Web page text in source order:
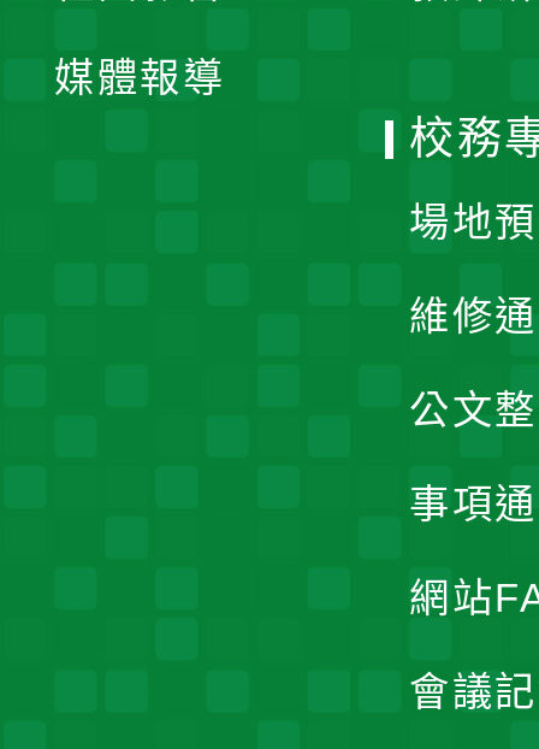
媒體報導
校務
場地
維修
公文
事項
網站
會議